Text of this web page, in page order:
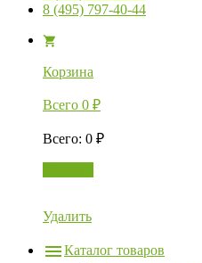
8 (495) 797-40-44
Корзина
Всего 0 ₽
Всего: 0 ₽
Удалить
Каталог товаров